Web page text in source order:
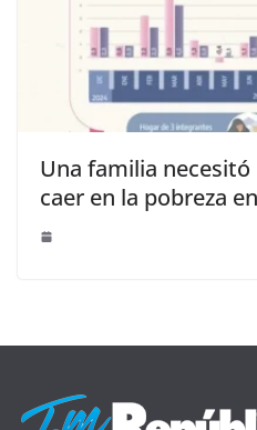
Una familia necesitó
caer en la pobreza